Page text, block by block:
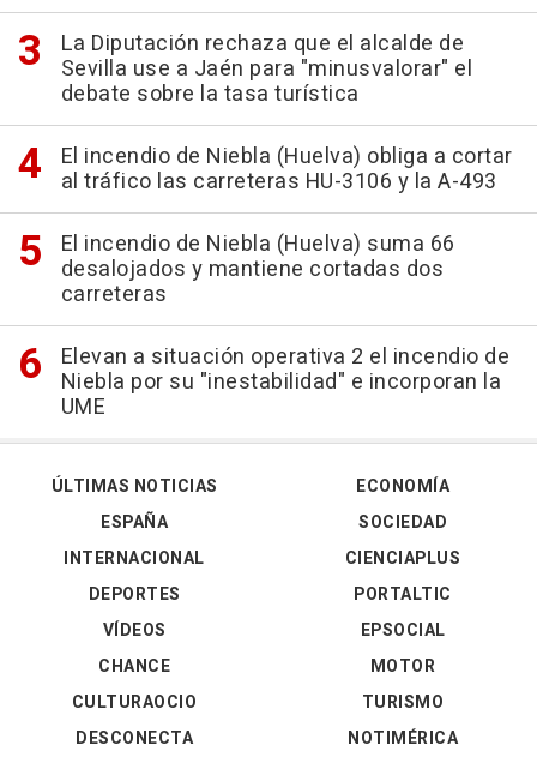
La Diputación rechaza que el alcalde de
Sevilla use a Jaén para "minusvalorar" el
debate sobre la tasa turística
El incendio de Niebla (Huelva) obliga a cortar
al tráfico las carreteras HU-3106 y la A-493
El incendio de Niebla (Huelva) suma 66
desalojados y mantiene cortadas dos
carreteras
Elevan a situación operativa 2 el incendio de
Niebla por su "inestabilidad" e incorporan la
UME
ÚLTIMAS NOTICIAS
ESPAÑA
INTERNACIONAL
DEPORTES
VÍDEOS
ECONOMÍA
SOCIEDAD
CIENCIAPLUS
PORTALTIC
EPSOCIAL
CHANCE
CULTURAOCIO
DESCONECTA
MOTOR
TURISMO
NOTIMÉRICA